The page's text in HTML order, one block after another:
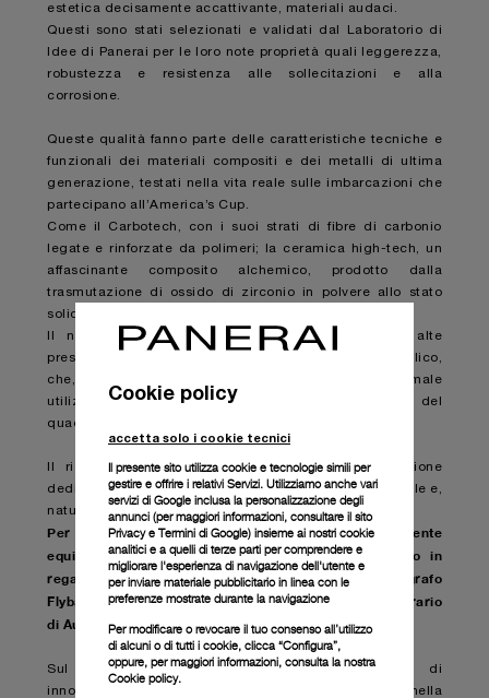
estetica decisamente accattivante, materiali audaci.
Questi sono stati selezionati e validati dal Laboratorio di
Idee di Panerai per le loro note proprietà quali leggerezza,
robustezza e resistenza alle sollecitazioni e alla
corrosione.
Queste qualità fanno parte delle caratteristiche tecniche e
funzionali dei materiali compositi e dei metalli di ultima
generazione, testati nella vita reale sulle imbarcazioni che
partecipano all’America’s Cup.
Come il Carbotech, con i suoi strati di fibre di carbonio
legate e rinforzate da polimeri; la ceramica high-tech, un
affascinante composito alchemico, prodotto dalla
trasmutazione di ossido di zirconio in polvere allo stato
solido e il titanio di grado 2, metallo puro, virile.
Il nuovo Luminor condivide questi materiali ad alte
prestazioni con la Luna Rossa AC75 e il materiale velico,
che, distanziandosi sorprendentemente dal suo normale
utilizzo, è stato applicato come rivestimento del
quadrante.
Il risultato è un audace complemento alla collezione
dedicata a Luna Rossa, di cui Panerai è Sponsor Ufficiale e,
naturalmente, Orologio Ufficiale.
Per questo motivo ha creato modelli appositamente
equipaggiati da caratteristiche studiate per l’utilizzo in
regata, dalla funzione countdown Regatta al cronografo
Flyback e al GMT, che può essere impostato sul fuso orario
di Auckland durante le regate neozelandesi.
Sul fronte meccanico, lo stesso audace livello di
innovazione tecnologica dei materiali è evidente nella
Cookie policy
accetta solo i cookie tecnici
Il presente sito utilizza cookie e tecnologie simili per
gestire e offrire i relativi Servizi. Utilizziamo anche vari
servizi di Google inclusa la personalizzazione degli
annunci (per maggiori informazioni, consultare il sito
Privacy e Termini di Google) insieme ai nostri cookie
analitici e a quelli di terze parti per comprendere e
migliorare l'esperienza di navigazione dell'utente e
per inviare materiale pubblicitario in linea con le
preferenze mostrate durante la navigazione
Per modificare o revocare il tuo consenso all’utilizzo
di alcuni o di tutti i cookie, clicca “Configura”,
oppure, per maggiori informazioni, consulta la nostra
Cookie policy.